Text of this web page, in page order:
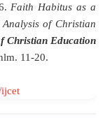
Faith Habitus as a
of Christian
Christian Education
11-20.